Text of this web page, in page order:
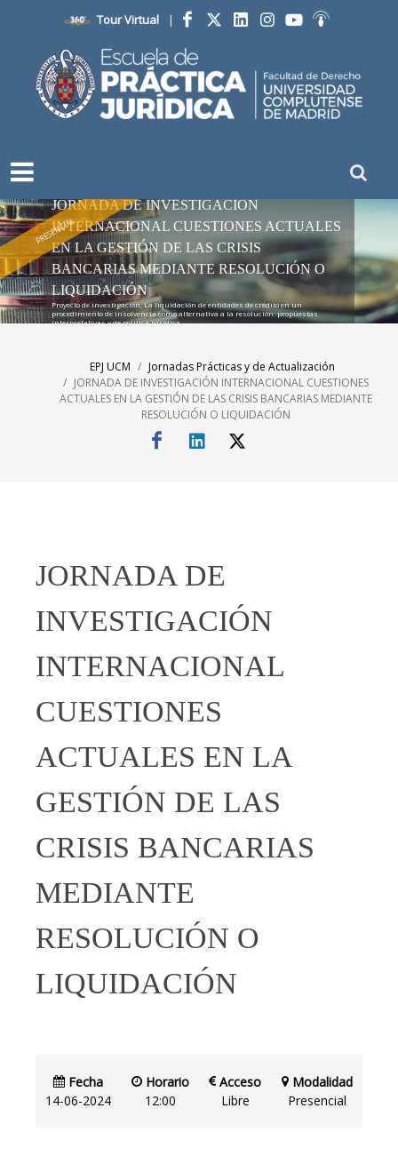
Tour Virtual |
Facebook
PRESENCIAL
JORNADA DE INVESTIGACIÓN
INTERNACIONAL CUESTIONES ACTUALES
EN LA GESTIÓN DE LAS CRISIS
BANCARIAS MEDIANTE RESOLUCIÓN O
LIQUIDACIÓN
Proyecto de investigación, La liquidación de entidades de crédito en un
procedimiento de insolvencia como alternativa a la resolución: propuestas
interpretativas y de política jurídica
EPJ UCM
Jornadas Prácticas y de Actualización
JORNADA DE INVESTIGACIÓN INTERNACIONAL CUESTIONES
ACTUALES EN LA GESTIÓN DE LAS CRISIS BANCARIAS MEDIANTE
RESOLUCIÓN O LIQUIDACIÓN
JORNADA DE
INVESTIGACIÓN
INTERNACIONAL
CUESTIONES
ACTUALES EN LA
GESTIÓN DE LAS
CRISIS BANCARIAS
MEDIANTE
RESOLUCIÓN O
LIQUIDACIÓN
Fecha
14-06-2024
Horario
12:00
Acceso
Libre
Modalidad
Presencial